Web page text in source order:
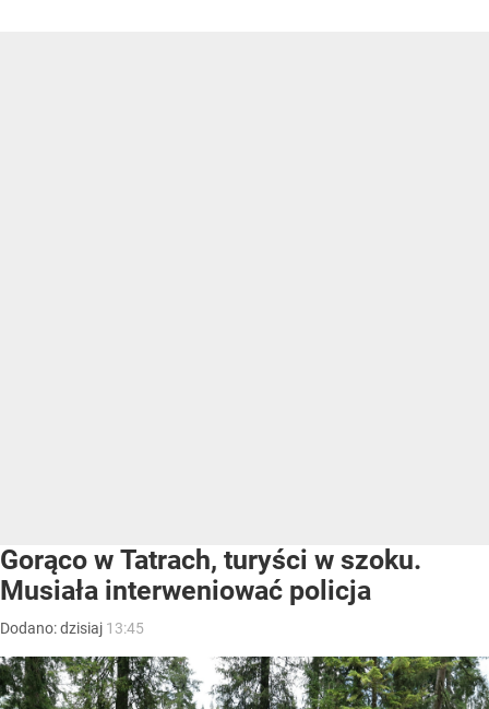
Gorąco w Tatrach, turyści w szoku.
Musiała interweniować policja
Dodano:dzisiaj 13:45